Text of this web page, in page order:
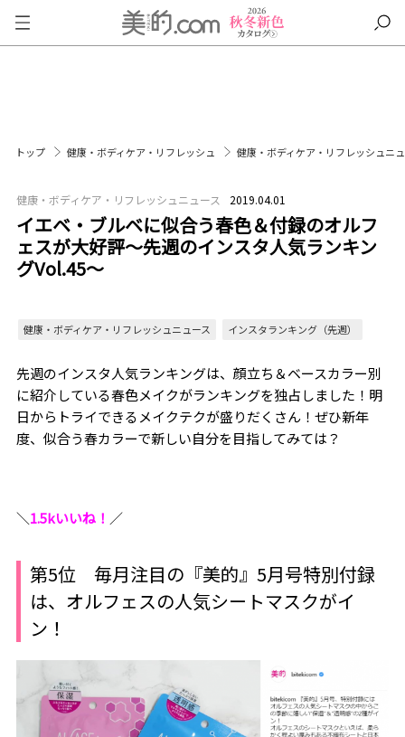
トップ 健康・ボディケア・リフレッシュ 健康・ボディケア・リフレッシュニ
健康・ボディケア・リフレッシュニュース 2019.04.01
イエベ・ブルベに似合う春色＆付録のオルフ
ェスが大好評～先週のインスタ人気ランキン
グVol.45～
健康・ボディケア・リフレッシュニュース インスタランキング（先週）
先週のインスタ人気ランキングは、顔立ち＆ベースカラー別
に紹介している春色メイクがランキングを独占しました！明
日からトライできるメイクテクが盛りだくさん！ぜひ新年
度、似合う春カラーで新しい自分を目指してみては？
＼1.5kいいね！ ／
第5位 毎月注目の『美的』5月号特別付録
は、オルフェスの人気シートマスクがイ
ン！